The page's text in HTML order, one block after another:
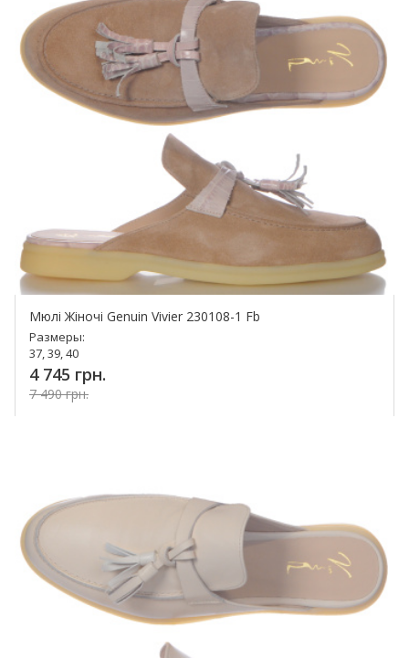
Мюлі Жіночі Genuin Vivier 230108-1 Fb
Размеры:
37, 39, 40
4 745 грн.
7 490 грн.